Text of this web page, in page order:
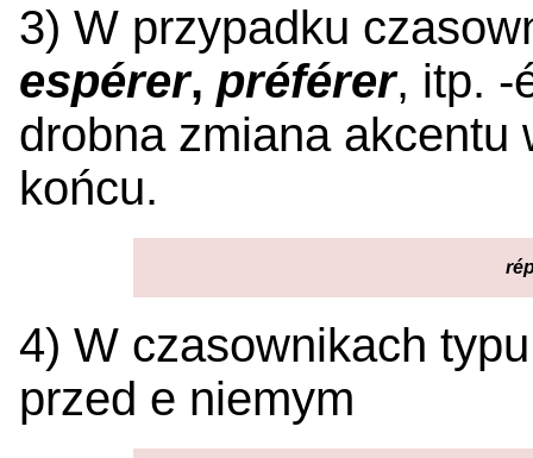
3) W przypadku
espérer, préférer, itp. -
drobna zmiana akcentu
końcu.
4) W czasownikach
przed e niemym